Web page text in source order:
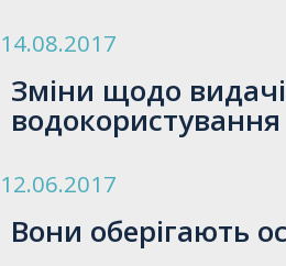
14.08.2017
Зміни щодо
водокористування
12.06.2017
Вони оберігають